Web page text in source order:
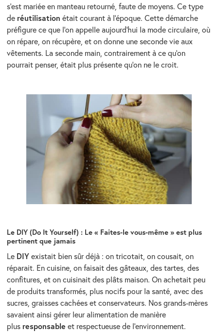
s’est mariée en manteau retourné, faute de moyens. Ce type
de réutilisation était courant à l’époque. Cette démarche
préfigure ce que l’on appelle aujourd’hui la mode circulaire, où
on répare, on récupère, et on donne une seconde vie aux
vêtements. La seconde main, contrairement à ce qu’on
pourrait penser, était plus présente qu’on ne le croit.
Le DIY (Do It Yourself) : Le « Faites-le vous-même » est plus
pertinent que jamais
Le DIY existait bien sûr déjà : on tricotait, on cousait, on
réparait. En cuisine, on faisait des gâteaux, des tartes, des
confitures, et on cuisinait des plâts maison. On achetait peu
de produits transformés, plus nocifs pour la santé, avec des
sucres, graisses cachées et conservateurs. Nos grands-mères
savaient ainsi gérer leur alimentation de manière
plus responsable et respectueuse de l’environnement.